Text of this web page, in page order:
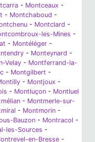
- Montceaux -
- Montchaboud -
- Montclard -
les-Mines -
- Montéléger -
- Monteynard -
Velay - Montferrand-la-
- Montgilbert -
- Montjoux -
- Montluçon - Montluel
- Montmerle-sur-
- Montmorin -
Bauzon - Montracol -
les-Sources -
en-Bresse -